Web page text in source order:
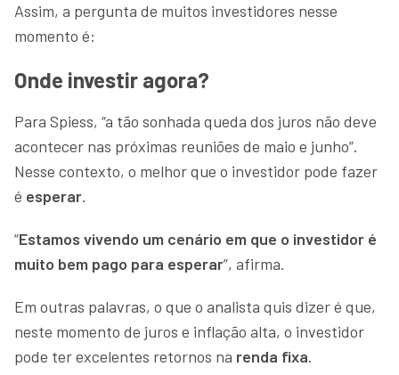
Assim, a pergunta de muitos investidores nesse
momento é:
Onde investir agora?
Para Spiess, “a tão sonhada queda dos juros não deve
acontecer nas próximas reuniões de maio e junho”.
Nesse contexto, o melhor que o investidor pode fazer
é esperar.
“Estamos vivendo um cenário em que o investidor é
muito bem pago para esperar”, afirma.
Em outras palavras, o que o analista quis dizer é que,
neste momento de juros e inflação alta, o investidor
pode ter excelentes retornos na renda fixa.